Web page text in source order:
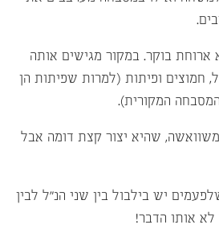
בוקר. במקור מגישים אותה
חמוצים ופיתות (למרות שפיתות הן
המקורית).
שהיא יצור קצת דומה אבל
יש בילבול בין שני הנ”ל לבין
לא אותו הדבר!